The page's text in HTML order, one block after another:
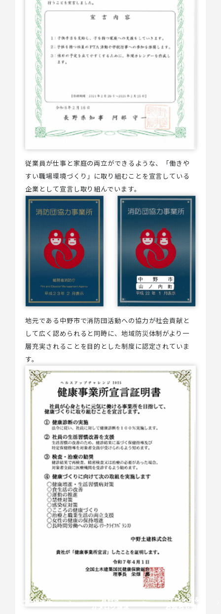
従業員が仕事と家庭の両立ができるような、「働きや
すい職場環境づくり」に取り組むことを宣言している
企業として宣言し取り組んでいます。
地元である中野市で消防団活動への協力が社会貢献と
して広く認められると同時に、地域防災体制がより一
層充実されることを目的とした制度に認定されていま
す。
ご来場予約
資料＆
カタログ請求
イベント＆
お知らせ情報